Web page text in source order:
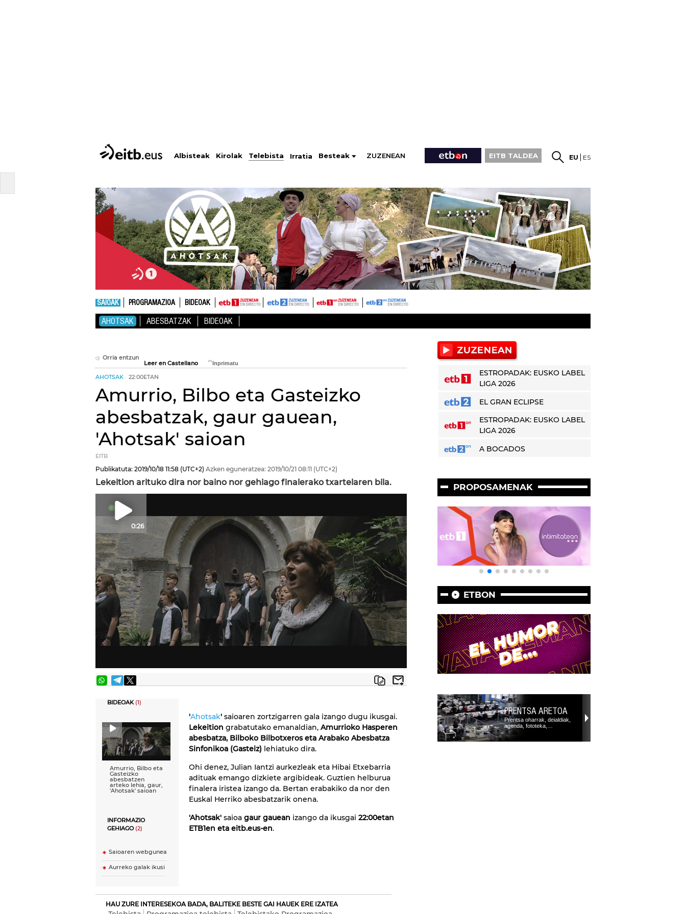
Albisteak Kirolak Telebista Irratia Besteak ZUZENEAN EITB TALDEA EU ES
SAIOAK PROGRAMAZIOA BIDEOAK
AHOTSAK ABESBATZAK BIDEOAK
Orria entzun
Leer en Castellano
AHOTSAK 22:00ETAN
Amurrio, Bilbo eta Gasteizko
abesbatzak, gaur gauean,
'Ahotsak' saioan
EITB
Publikatuta: 2019/10/18 11:58 (UTC+2) Azken eguneratzea: 2019/10/21 08:11 (UTC+2)
Lekeition arituko dira nor baino nor gehiago finalerako txartelaren bila.
0:26
BIDEOAK(1)
Amurrio, Bilbo eta
Gasteizko
abesbatzen
arteko lehia, gaur,
'Ahotsak' saioan
INFORMAZIO
GEHIAGO(2)
Saioaren webgunea
Aurreko galak ikusi
'Ahotsak' saioaren zortzigarren gala izango dugu ikusgai.
Lekeition grabatutako emanaldian, Amurrioko Hasperen
abesbatza, Bilboko Bilbotxeros eta Arabako Abesbatza
Sinfonikoa (Gasteiz) lehiatuko dira.
Ohi denez, Julian Iantzi aurkezleak eta Hibai Etxebarria
adituak emango dizkiete argibideak. Guztien helburua
finalera iristea izango da. Bertan erabakiko da nor den
Euskal Herriko abesbatzarik onena.
'Ahotsak' saioa gaur gauean izango da ikusgai 22:00etan
ETB1en eta eitb.eus-en.
HAU ZURE INTERESEKOA BADA, BALITEKE BESTE GAI HAUEK ERE IZATEA
ESTROPADAK: EUSKO LABEL
LIGA 2026
EL GRAN ECLIPSE
ESTROPADAK: EUSKO LABEL
LIGA 2026
A BOCADOS
PROPOSAMENAK
ETBON
PRENTSA ARETOA
Prentsa oharrak, deialdiak,
agenda, fototeka,…